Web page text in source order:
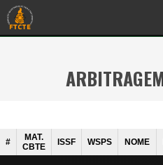
#
MAT.
CBTE
ISSF WSPS NOME